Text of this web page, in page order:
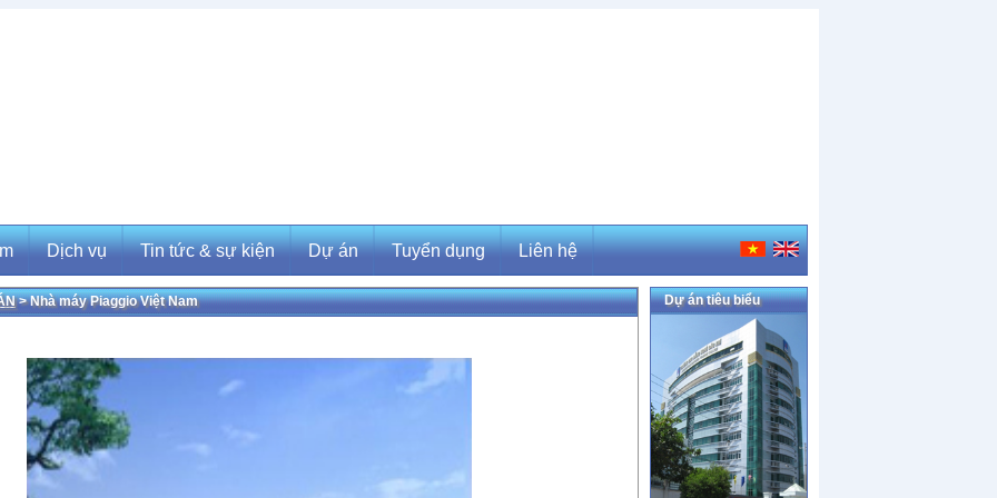
Dịch vụ
Dịch vụ
Tin tức & sự kiện
Tin tức & sự kiện
Dự án
Dự án
Tuyển dụng
Tuyển dụng
Liên hệ
Liên hệ
> Nhà máy Piaggio Việt Nam Dự án tiêu biểu